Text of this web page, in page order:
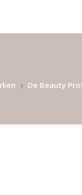
De Beauty